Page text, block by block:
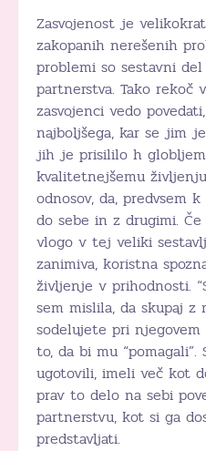
Zasvojenost je
zakopanih nerešenih
problemi so sestavni
partnerstva. Tako rekoč
zasvojenci vedo
najboljšega, kar se jim
jih je prisililo h
kvalitetnejšemu
odnosov, da, predvsem
do sebe in z drugimi.
vlogo v tej veliki
zanimiva, koristna
življenje v prihodnosti.
sem mislila, da skupaj
sodelujete pri njegovem
to, da bi mu
ugotovili, imeli več kot
prav to delo na sebi
partnerstvu, kot si ga
predstavljati.